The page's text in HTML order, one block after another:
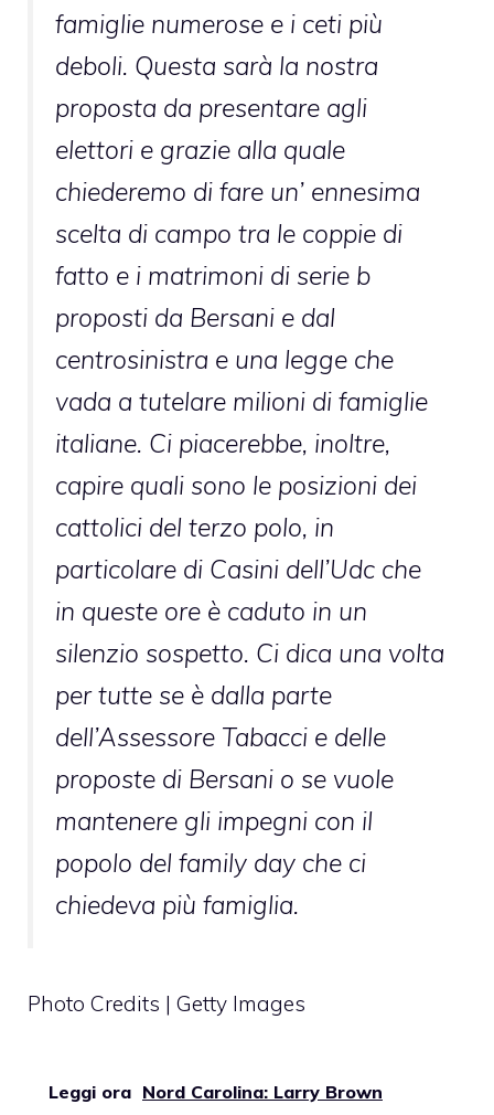
famiglie numerose e i ceti più
deboli. Questa sarà la nostra
proposta da presentare agli
elettori e grazie alla quale
chiederemo di fare un’ ennesima
scelta di campo tra le coppie di
fatto e i matrimoni di serie b
proposti da Bersani e dal
centrosinistra e una legge che
vada a tutelare milioni di famiglie
italiane. Ci piacerebbe, inoltre,
capire quali sono le posizioni dei
cattolici del terzo polo, in
particolare di Casini dell’Udc che
in queste ore è caduto in un
silenzio sospetto. Ci dica una volta
per tutte se è dalla parte
dell’Assessore Tabacci e delle
proposte di Bersani o se vuole
mantenere gli impegni con il
popolo del family day che ci
chiedeva più famiglia.
Photo Credits | Getty Images
Leggi ora Nord Carolina: Larry Brown